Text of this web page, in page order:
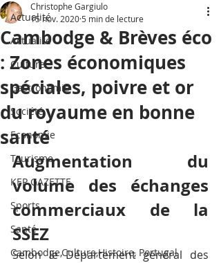
Actualité
Actualité
Culture
Gastronomie
Société
Economie
Tourisme
KEP GAZETTE
Sports
Santé
Cambodge,Culture,Histoire, Portugal
Cambodge & Brèves éco
: Zones économiques
spéciales, poivre et or
du royaume en bonne
santé
Christophe Gargiulo
15 nov. 2020 5 min de lecture
Augmentation du
volume des échanges
commerciaux de la
SSEZ
Selon le Département général des